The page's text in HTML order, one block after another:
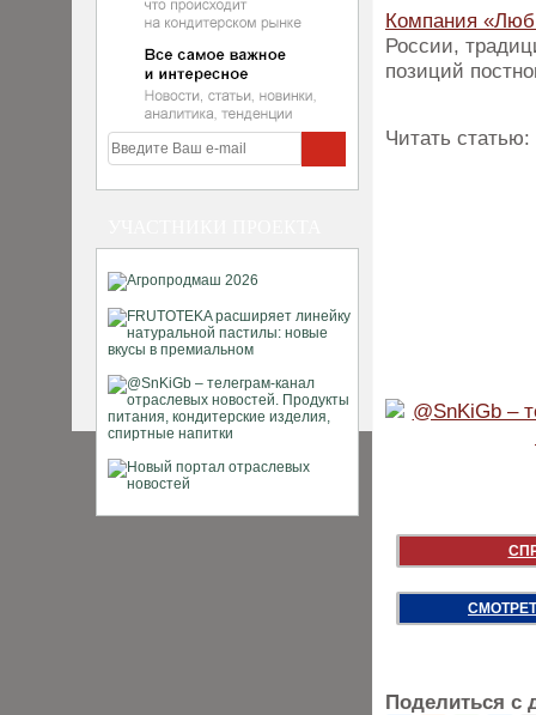
Компания
России,
позиций
Читать статью:
Поделиться с